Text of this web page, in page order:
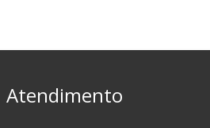
Atendimento